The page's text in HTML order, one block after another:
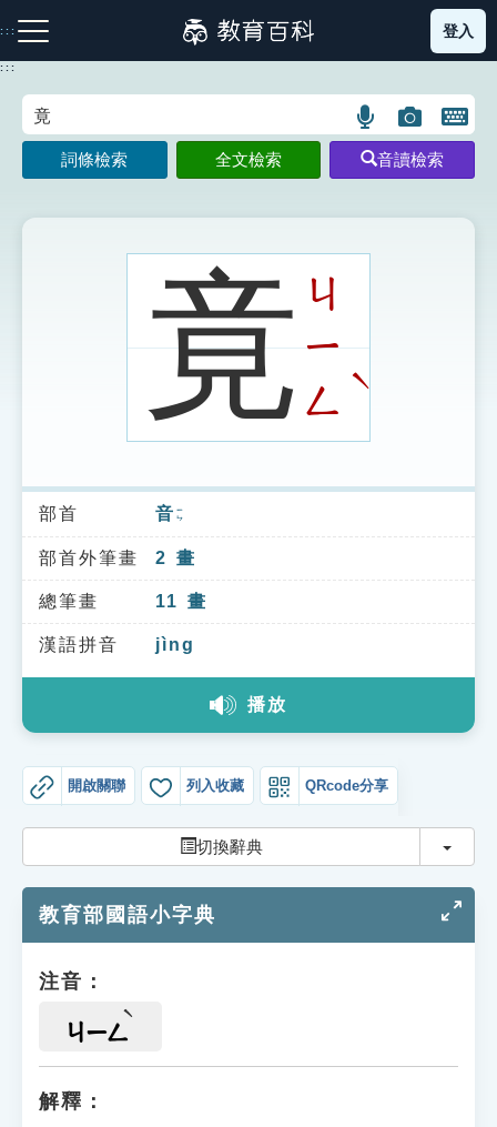
到
主
:::
注音索引圖示 筆畫索引圖示 部首索引表圖示
索引選單
知識索引
單字索引
生命大百科索引
教學應用
貓頭鷹博士
登入
:::
語
言
搜
示
圖
片
搜
開
鍵
圖
詞條檢索 全文檢索 音讀檢索
竟 ㄐ
ㄧ
ㄥ
ˋ
部首 音 ㄧㄣ
部首外筆畫 2 畫
總筆畫 11 畫
漢語拼音 jìng
播放
開啟關聯 列入收藏 QRcode分享
切換辭典 切換
教育部國語小字典
注音：
ㄐㄧㄥ
解釋：